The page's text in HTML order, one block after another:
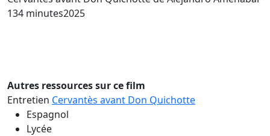
134 minutes2025
Autres ressources sur ce film
Entretien Cervantès avant Don Quichotte
Espagnol
Lycée